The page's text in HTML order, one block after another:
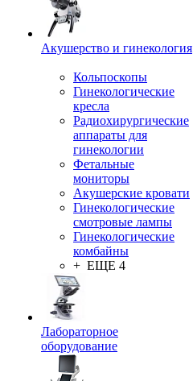
Акушерство и гинекология
Кольпоскопы
Гинекологические
кресла
Радиохирургические
аппараты для
гинекологии
Фетальные
мониторы
Акушерские кровати
Гинекологические
смотровые лампы
Гинекологические
комбайны
+ ЕЩЕ 4
Лабораторное
оборудование